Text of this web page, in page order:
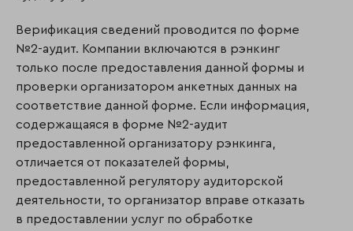
Верификация сведений проводится по форме
№2-аудит. Компании включаются в рэнкинг
только после предоставления данной формы и
проверки организатором анкетных данных на
соответствие данной форме. Если информация,
содержащаяся в форме №2-аудит
предоставленной организатору рэнкинга,
отличается от показателей формы,
предоставленной регулятору аудиторской
деятельности, то организатор вправе отказать
в предоставлении услуг по обработке